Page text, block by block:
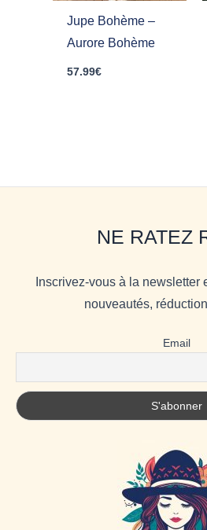
Jupe Bohème –
Aurore Bohème
57.99€
NE RATEZ
Inscrivez-vous à la newsletter
nouveautés,
Email